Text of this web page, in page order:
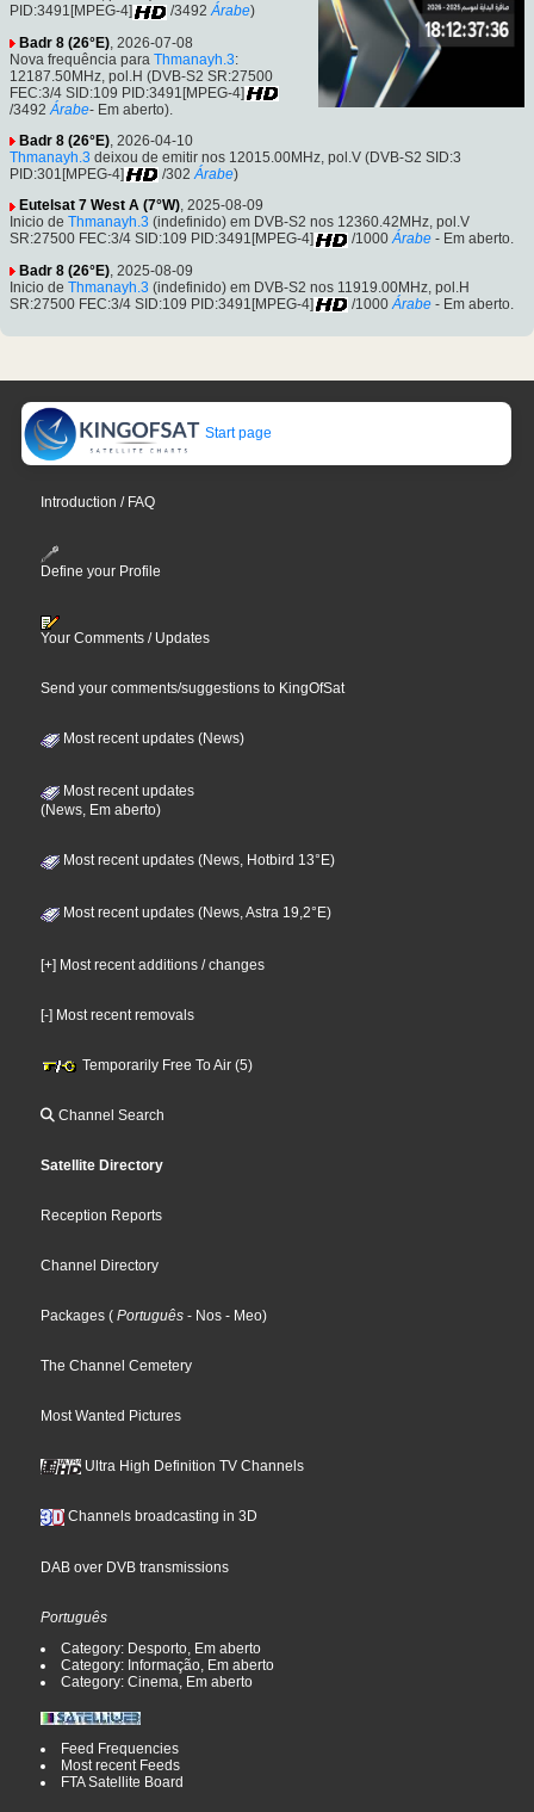
PID:3491[MPEG-4]
/3492 Árabe)
Badr 8 (26°E) , 2026-07-08
Nova frequência para Thmanayh.3:
12187.50MHz, pol.H (DVB-S2 SR:27500
FEC:3/4 SID:109 PID:3491[MPEG-4]
/3492 Árabe- Em aberto).
Badr 8 (26°E), 2026-04-10
Thmanayh.3 deixou de emitir nos 12015.00MHz, pol.V (DVB-S2 SID:3
PID:301[MPEG-4]
/302 Árabe)
Eutelsat 7 West A (7°W), 2025-08-09
Inicio de Thmanayh.3 (indefinido) em DVB-S2 nos 12360.42MHz, pol.V
SR:27500 FEC:3/4 SID:109 PID:3491[MPEG-4]
/1000 Árabe - Em aberto.
Badr 8 (26°E) , 2025-08-09
Inicio de Thmanayh.3 (indefinido) em DVB-S2 nos 11919.00MHz, pol.H
SR:27500 FEC:3/4 SID:109 PID:3491[MPEG-4]
/1000 Árabe - Em aberto.
Start page
Introduction / FAQ
Define your Profile
Your Comments / Updates
Send your comments/suggestions to KingOfSat
Most recent updates (News)
Most recent updates
(News, Em aberto)
Most recent updates (News, Hotbird 13°E)
Most recent updates (News, Astra 19,2°E)
[+] Most recent additions / changes
[-] Most recent removals
Temporarily Free To Air (5)
Channel Search
Satellite Directory
Reception Reports
Channel Directory
Packages ( Português - Nos - Meo)
The Channel Cemetery
Most Wanted Pictures
Ultra High Definition TV Channels
Channels broadcasting in 3D
DAB over DVB transmissions
Português
Category: Desporto, Em aberto
Category: Informação, Em aberto
Category: Cinema, Em aberto
Feed Frequencies
Most recent Feeds
FTA Satellite Board